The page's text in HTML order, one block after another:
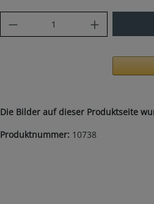
Produkt Anzahl: Gib
Die Bilder auf dieser Produktseite
Produktnummer: 10738